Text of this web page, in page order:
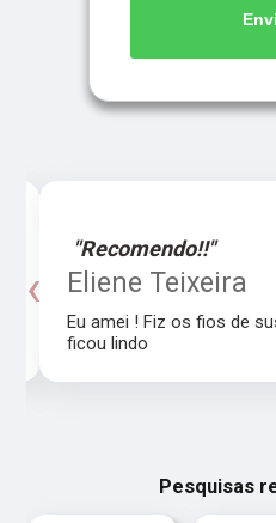
"Recomendo!!"
Eliene Teixeira
Eu amei ! Fiz os fios de
ficou lindo
‹
Pesquisas